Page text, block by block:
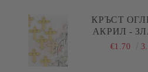
плодове и шишарки
Коледа - Печати
Коледа - Силиконови молдове
КРЪСТ
АКРИЛ -
10
€1.70